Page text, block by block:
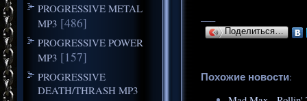
PROGRESSIVE METAL
MP3 [486]
PROGRESSIVE POWER
MP3 [157]
PROGRESSIVE
DEATH/THRASH MP3
Поделиться…
Похожие новости: